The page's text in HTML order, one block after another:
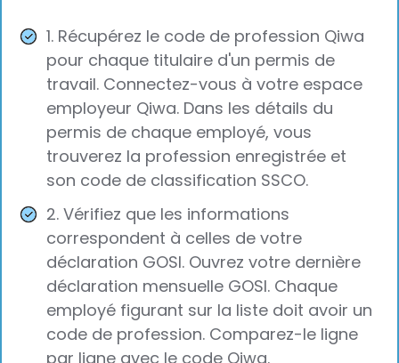
1. Récupérez le code de profession Qiwa
pour chaque titulaire d'un permis de
travail. Connectez-vous à votre espace
employeur Qiwa. Dans les détails du
permis de chaque employé, vous
trouverez la profession enregistrée et
son code de classification SSCO.
2. Vérifiez que les informations
correspondent à celles de votre
déclaration GOSI. Ouvrez votre dernière
déclaration mensuelle GOSI. Chaque
employé figurant sur la liste doit avoir un
code de profession. Comparez-le ligne
par ligne avec le code Qiwa.